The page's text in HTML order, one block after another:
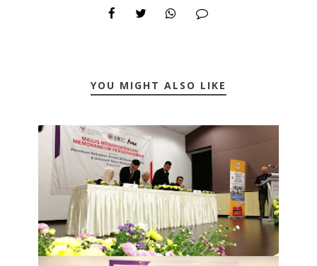
YOU MIGHT ALSO LIKE